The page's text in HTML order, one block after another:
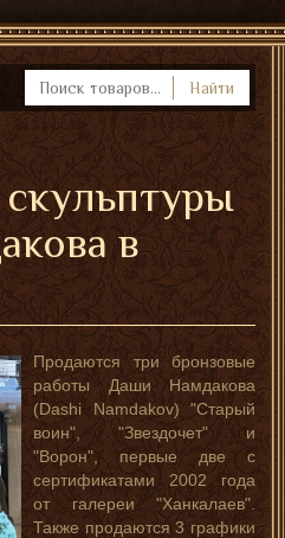
Найти
в
Продаются три бронзовые
работы Даши Намдакова
(Dashi Namdakov) "Старый
воин", "Звездочет" и
"Ворон", первые две с
сертификатами 2002 года
от галереи "Ханкалаев".
Также продаются 3 графики